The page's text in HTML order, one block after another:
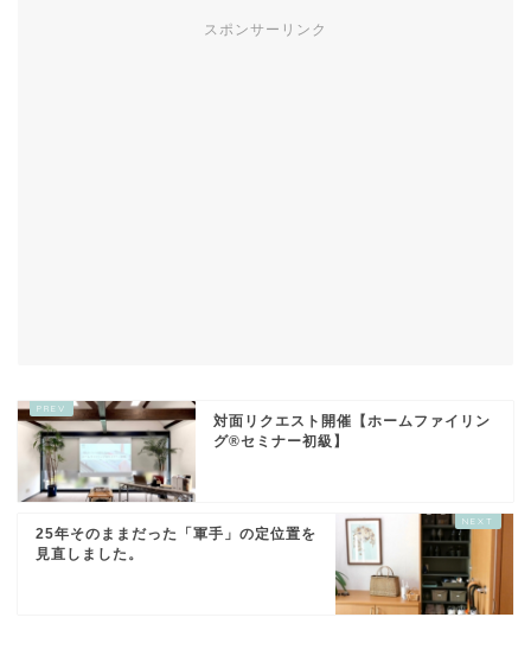
スポンサーリンク
対面リクエスト開催【ホームファイリン
グ®セミナー初級】
25年そのままだった「軍手」の定位置を
見直しました。